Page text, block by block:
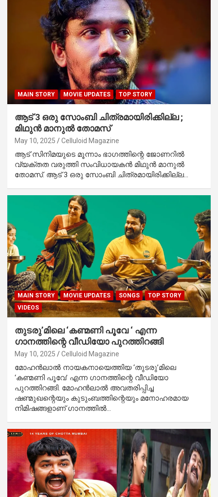
MAIN STORY MOVIE UPDATES TOP STORY
ആട് 3 ഒരു സോംബി ചിത്രമായിരിക്കില്ല ;
മിഥുൻ മാനുൽ തോമസ്
May 10, 2025 Celluloid Magazine
ആട് സിനിമയുടെ മൂന്നാം ഭാഗത്തിന്റെ ജോണറിൽ
വ്യക്തത വരുത്തി സംവിധായകൻ മിഥുൻ മാനുൽ
തോമസ്. ആട് 3 ഒരു സോംബി ചിത്രമായിരിക്കില്ല…
MAIN STORY MOVIE UPDATES SONGS
TOP STORY
VIDEOS
തുടരു’മിലെ ‘കണ്മണി പൂവേ ‘ എന്ന
ഗാനത്തിന്റെ വീഡിയോ പുറത്തിറങ്ങി
May 10, 2025 Celluloid Magazine
മോഹൻലാൽ നായകനായെത്തിയ ‘തുടരു’മിലെ
‘കണ്മണി പൂവേ’ എന്ന ഗാനത്തിന്റെ വീഡിയോ
പുറത്തിറങ്ങി. മോഹൻലാൽ അവതരിപ്പിച്ച
ഷണ്മുഖന്റെയും കുടുംബത്തിന്റെയും മനോഹരമായ
നിമിഷങ്ങളാണ് ഗാനത്തിൽ…